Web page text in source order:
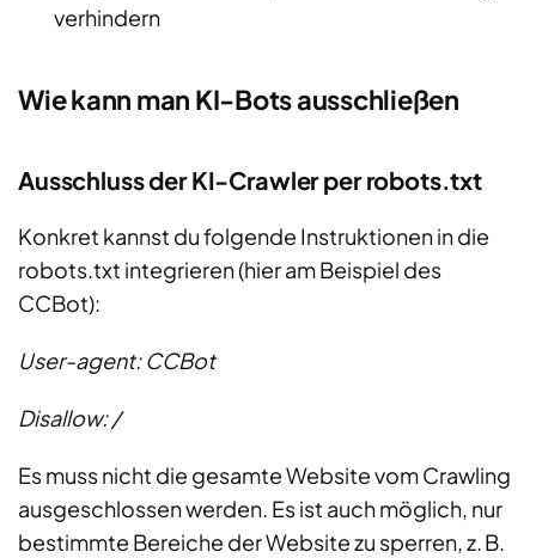
verhindern
Wie kann man KI-Bots ausschließen
Ausschluss der KI-Crawler per robots.txt
Konkret kannst du folgende Instruktionen in die
robots.txt integrieren (hier am Beispiel des
CCBot):
User-agent: CCBot
Disallow: /
Es muss nicht die gesamte Website vom Crawling
ausgeschlossen werden. Es ist auch möglich, nur
bestimmte Bereiche der Website zu sperren, z. B.